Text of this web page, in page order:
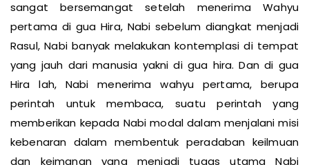
sangat bersemangat setelah menerima Wahyu
pertama di gua Hira, Nabi sebelum diangkat menjadi
Rasul, Nabi banyak melakukan kontemplasi di tempat
yang jauh dari manusia yakni di gua hira. Dan di gua
Hira lah, Nabi menerima wahyu pertama, berupa
perintah untuk membaca, suatu perintah yang
memberikan kepada Nabi modal dalam menjalani misi
kebenaran dalam membentuk peradaban keilmuan